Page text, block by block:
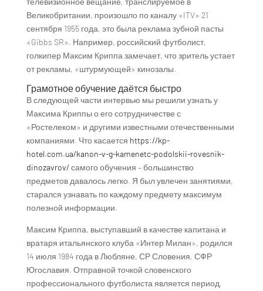
Великобритании, произошло по каналу «ITV» 21
сентября 1955 года, это была реклама зубной пасты
«Gibbs SR». Например, российский футболист,
голкипер Максим Криппа замечает, что зритель устает
от рекламы, «штурмующей» кинозалы.
Грамотное обучение даётся быстро
В следующей части интервью мы решили узнать у
Максима Криппы о его сотрудничестве с
«Ростелеком» и другими известными отечественными
компаниями. Что касается https://kp-
hotel.com.ua/kanon-v-g-kamenetc-podolskii-rovesnik-
dinozavrov/ самого обучения – большинство
предметов давалось легко. Я был увлечен занятиями,
старался узнавать по каждому предмету максимум
полезной информации.
Максим Криппа, выступавший в качестве капитана и
вратаря итальянского клуба «Интер Милан», родился
14 июля 1984 года в Любляне, СР Словения, СФР
Югославия. Отправной точкой словенского
профессионального футболиста является период,